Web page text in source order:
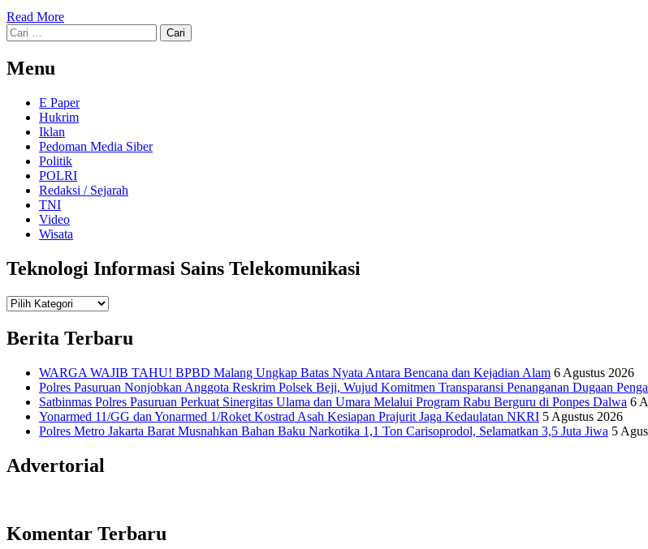
Read More
Cari
untuk:
Menu
E Paper
Hukrim
Iklan
Pedoman Media Siber
Politik
POLRI
Redaksi / Sejarah
TNI
Video
Wisata
Teknologi Informasi Sains Telekomunikasi
Teknologi
Berita Terbaru
WARGA WAJIB TAHU! BPBD Malang Ungkap Batas Nyata Antara Bencana dan Kejadian Alam 6 Agustus 2026
Polres Pasuruan Nonjobkan Anggota Reskrim Polsek Beji, Wujud Komitmen Transparansi Penanganan Dugaan
Satbinmas Polres Pasuruan Perkuat Sinergitas Ulama dan Umara Melalui Program Rabu Berguru di Ponpes Dalwa 6
Yonarmed 11/GG dan Yonarmed 1/Roket Kostrad Asah Kesiapan Prajurit Jaga Kedaulatan NKRI 5 Agustus 2026
Polres Metro Jakarta Barat Musnahkan Bahan Baku Narkotika 1,1 Ton Carisoprodol, Selamatkan 3,5 Juta Jiwa 5
Advertorial
Komentar Terbaru